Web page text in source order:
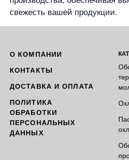
свежесть вашей продукции.
О КОМПАНИИ
КОНТАКТЫ
ДОСТАВКА И ОПЛАТА
ПОЛИТИКА
ОБРАБОТКИ
ПЕРСОНАЛЬНЫХ
ДАННЫХ